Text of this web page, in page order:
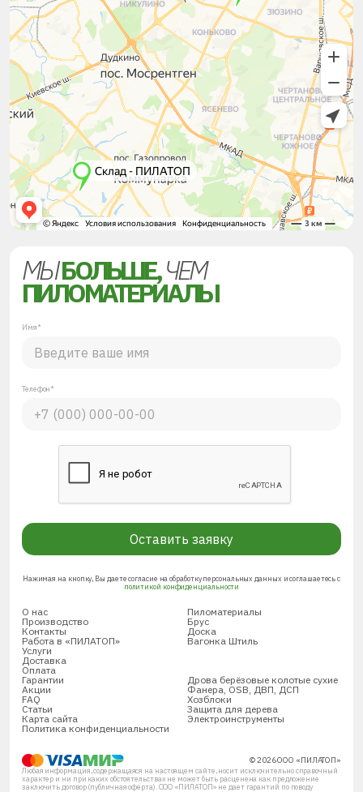
МЫБОЛЬШЕ,ЧЕМ
ПИЛОМАТЕРИАЛЫ
Имя*
Телефон*
Оставить заявку
Нажимая на кнопку, Вы даете согласие на обработку персональных данных и соглашаетесь с
политикой конфиденциальности
О нас
Производство
Контакты
Работа в «ПИЛАТОП»
Услуги
Доставка
Оплата
Гарантии
Акции
FAQ
Статьи
Карта сайта
Политика конфиденциальности
Пиломатериалы
Брус
Доска
Вагонка Штиль
Дрова берёзовые колотые сухие
Фанера, OSB, ДВП, ДСП
Хозблоки
Защита для дерева
Электроинструменты
© 2026 ООО «ПИЛАТОП»
Любая информация, содержащаяся на настоящем сайте, носит исключительно справочный
характер и ни при каких обстоятельствах не может быть расценена как предложение
заключить договор (публичная оферта). ООО «ПИЛАТОП» не дает гарантий по поводу